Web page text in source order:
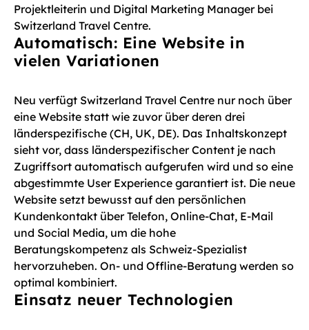
Projektleiterin und Digital Marketing Manager bei
Switzerland Travel Centre.
Automatisch: Eine Website in
vielen Variationen
Neu verfügt Switzerland Travel Centre nur noch über
eine Website statt wie zuvor über deren drei
länderspezifische (CH, UK, DE). Das Inhaltskonzept
sieht vor, dass länderspezifischer Content je nach
Zugriffsort automatisch aufgerufen wird und so eine
abgestimmte User Experience garantiert ist. Die neue
Website setzt bewusst auf den persönlichen
Kundenkontakt über Telefon, Online-Chat, E-Mail
und Social Media, um die hohe
Beratungskompetenz als Schweiz-Spezialist
hervorzuheben. On- und Offline-Beratung werden so
optimal kombiniert.
Einsatz neuer Technologien